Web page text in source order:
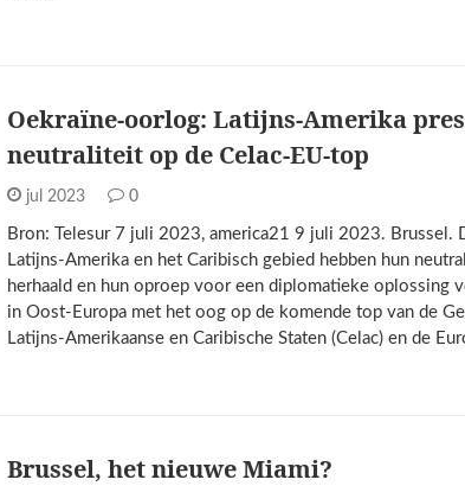
Oekraïne-oorlog: Latijns-Amerika
neutraliteit op de Celac-EU-top
jul 2023 0
Bron: Telesur 7 juli 2023, america21 9 juli 2023. Brussel.
Latijns-Amerika en het Caribisch gebied hebben hun
herhaald en hun oproep voor een diplomatieke oplossing
in Oost-Europa met het oog op de komende top van de
Latijns-Amerikaanse en Caribische Staten (Celac) en de
Brussel, het nieuwe Miami?